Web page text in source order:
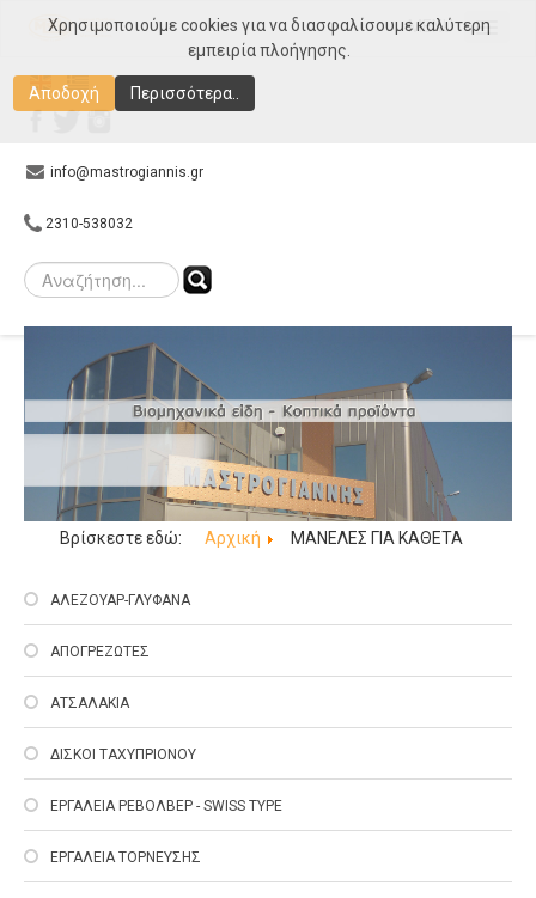
Χρησιμοποιούμε cookies για να διασφαλίσουμε καλύτερη
εμπειρία πλοήγησης.
Αποδοχή Περισσότερα..
MENU
Αρχική
Προϊόντα
Gallery
Επικοινωνία
info@mastrogiannis.gr
2310-538032
Βρίσκεστε εδώ: Αρχική ΜΑΝΕΛΕΣ ΓΙΑ ΚΑΘΕΤΑ
ΑΛΕΖΟΥΑΡ-ΓΛΥΦΑΝΑ
ΑΠΟΓΡΕΖΩΤΕΣ
ΑΤΣΑΛΑΚΙΑ
ΔΙΣΚΟΙ ΤΑΧΥΠΡΙΟΝΟΥ
ΕΡΓΑΛΕΙΑ ΡΕΒΟΛΒΕΡ - SWISS TYPE
ΕΡΓΑΛΕΙΑ ΤΟΡΝΕΥΣΗΣ